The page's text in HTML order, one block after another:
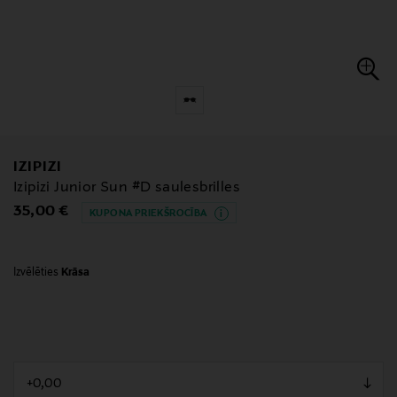
IZIPIZI
Izipizi Junior Sun #D saulesbrilles
Original Price
35,00 € KUPONA PRIEKŠROCĪBA
Izvēlēties Krāsa